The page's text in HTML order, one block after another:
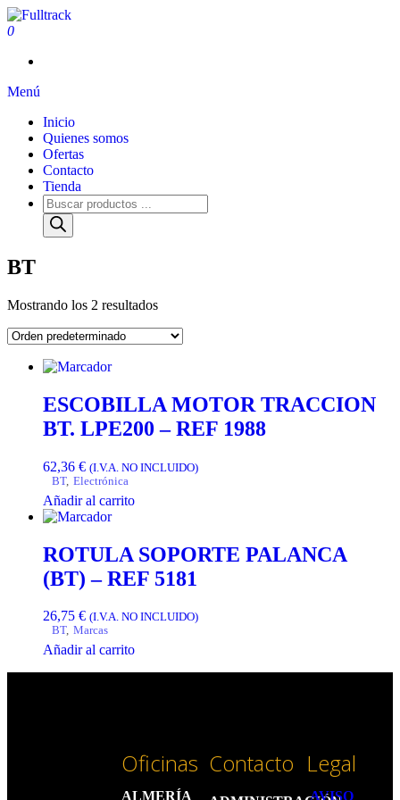
0
Menú
Inicio
Quienes somos
Ofertas
Contacto
Tienda
BT
Mostrando los 2 resultados
ESCOBILLA MOTOR TRACCION
BT. LPE200 – REF 1988
62,36 € (I.V.A. NO INCLUIDO)
BT, Electrónica
Añadir al carrito
ROTULA SOPORTE PALANCA
(BT) – REF 5181
26,75 € (I.V.A. NO INCLUIDO)
BT, Marcas
Añadir al carrito
Oficinas
ALMERÍA
Contacto Legal
AVISO